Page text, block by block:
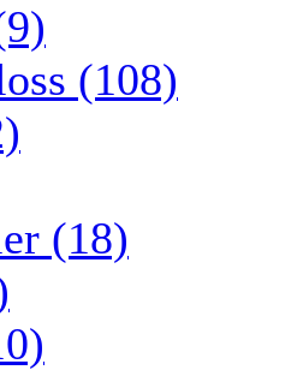
(108)
(18)